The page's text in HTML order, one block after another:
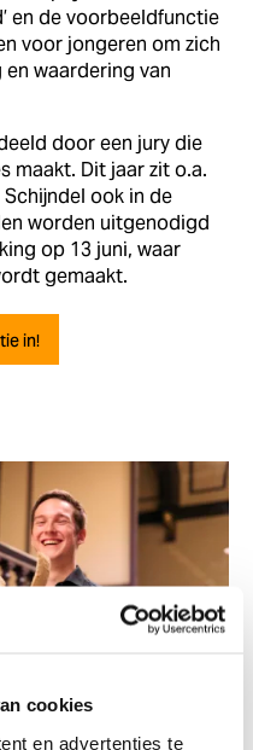
cookies
en advertenties te
en de voorbeeldfunctie
voor jongeren om zich
waardering van
door een jury die
maakt. Dit jaar zit o.a.
ook in de
worden uitgenodigd
op 13 juni, waar
gemaakt.
in!